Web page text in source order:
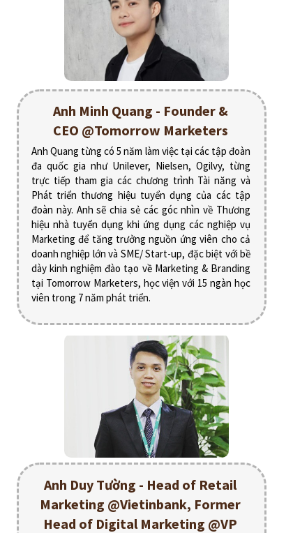
Anh Quang từng có 5 năm làm việc tại các tập đoàn
đa quốc gia như Unilever, Nielsen, Ogilvy, từng
trực tiếp tham gia các chương trình Tài năng và
Phát triển thương hiệu tuyển dụng của các tập
đoàn này. Anh sẽ chia sẻ các góc nhìn về Thương
hiệu nhà tuyển dụng khi ứng dụng các nghiệp vụ
Marketing để tăng trưởng nguồn ứng viên cho cả
doanh nghiệp lớn và SME/ Start-up, đặc biệt với bề
dày kinh nghiệm đào tạo về Marketing & Branding
tại Tomorrow Marketers, học viện với 15 ngàn học
viên trong 7 năm phát triển.
Anh Minh Quang - Founder &
CEO @Tomorrow Marketers
Anh Duy Tường - Head of Retail
Marketing @Vietinbank, Former
Head of Digital Marketing @VP